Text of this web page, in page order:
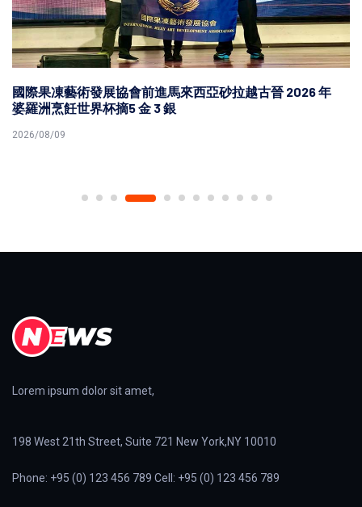
國際果凍藝術發展協會前進馬來西亞砂拉越古晉 2026 年
婆羅洲烹飪世界杯摘5 金 3 銀
2026/08/09
Lorem ipsum dolor sit amet,
198 West 21th Street, Suite 721 New York,NY 10010
Phone: +95 (0) 123 456 789 Cell: +95 (0) 123 456 789